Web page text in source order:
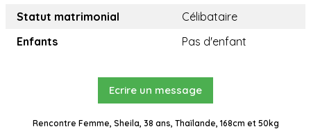
Statut matrimonial
Célibataire
Enfants
Pas d'enfant
Ecrire un message
Rencontre Femme, Sheila, 38 ans, Thaïlande, 168cm et 50kg